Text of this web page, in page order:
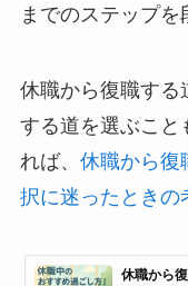
までのステップを
休職から復職する
する道を選ぶこと
れば、 休職から復
択に迷ったときの
休職から